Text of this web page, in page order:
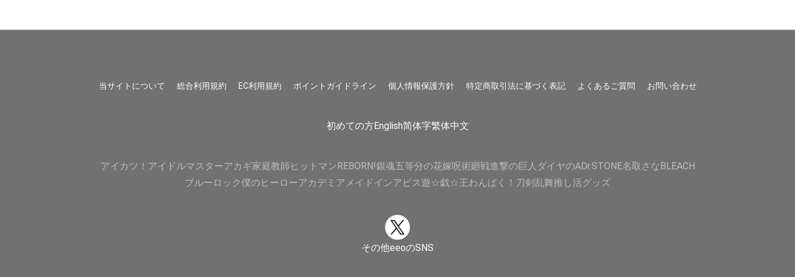
当サイトについて 総合利用規約 EC利用規約 ポイントガイドライン 個人情報保護方針 特定商取引法に基づく表記 よくあるご質問 お問い合わせ
初めての方English简体字繁体中文
アイカツ！ アイドルマスターアカギ家庭教師ヒットマンREBORN!銀魂五等分の花嫁呪術廻戦進撃の巨人 ダイヤのADr.STONE名取さな BLEACH
ブルーロック僕のヒーローアカデミア メイドインアビス遊☆戯☆王わんぱく！刀剣乱舞推し活グッズ
その他eeoのSNS